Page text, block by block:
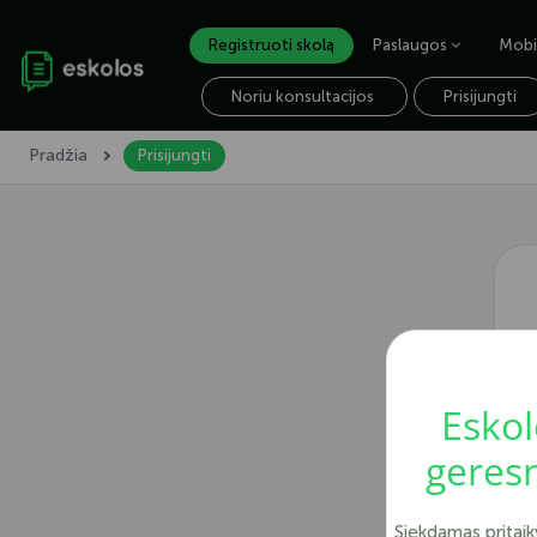
Registruoti skolą Paslaugos
Noriu konsultacijos Prisijungti
Pradžia Prisijungti
Siekdamas